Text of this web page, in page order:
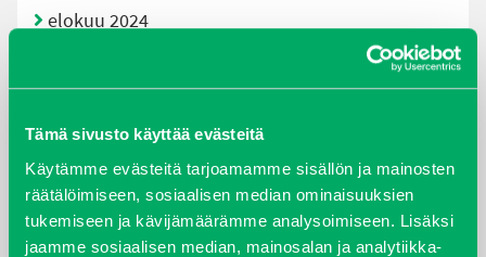
Tämä sivusto käyttää evästeitä
Käytämme evästeitä tarjoamamme sisällön ja mainosten
räätälöimiseen, sosiaalisen median ominaisuuksien
tukemiseen ja kävijämäärämme analysoimiseen. Lisäksi
jaamme sosiaalisen median, mainosalan ja analytiikka-
elokuu 2024
joulukuu 2022
huhtikuu 2022
helmikuu 2022